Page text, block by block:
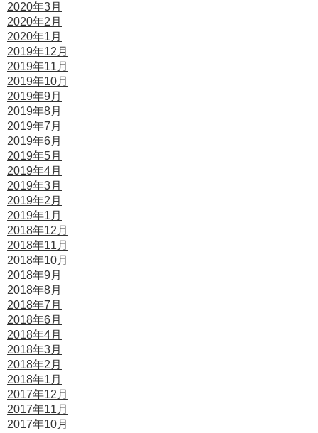
2020年3月
2020年2月
2020年1月
2019年12月
2019年11月
2019年10月
2019年9月
2019年8月
2019年7月
2019年6月
2019年5月
2019年4月
2019年3月
2019年2月
2019年1月
2018年12月
2018年11月
2018年10月
2018年9月
2018年8月
2018年7月
2018年6月
2018年4月
2018年3月
2018年2月
2018年1月
2017年12月
2017年11月
2017年10月